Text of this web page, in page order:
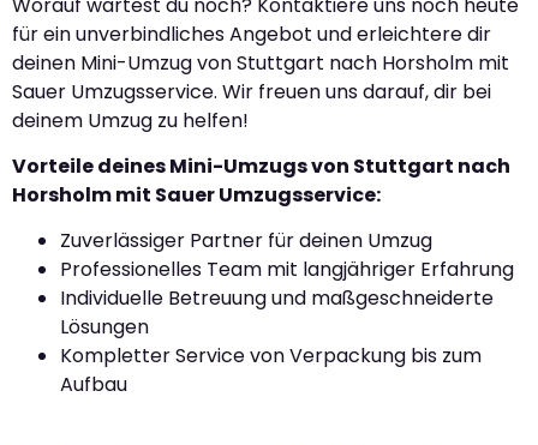
für ein unverbindliches Angebot und erleichtere dir
deinen Mini-Umzug von Stuttgart nach Horsholm mit
Sauer Umzugsservice. Wir freuen uns darauf, dir bei
deinem Umzug zu helfen!
Vorteile deines Mini-Umzugs von Stuttgart nach
Horsholm mit Sauer Umzugsservice:
Zuverlässiger Partner für deinen Umzug
Professionelles Team mit langjähriger Erfahrung
Individuelle Betreuung und maßgeschneiderte
Lösungen
Kompletter Service von Verpackung bis zum
Aufbau